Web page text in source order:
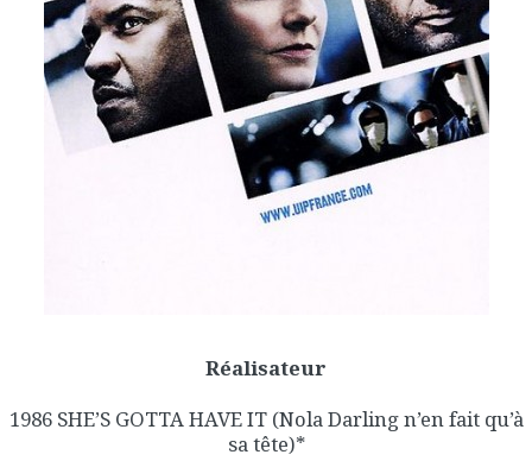
Réalisateur
1986 SHE’S GOTTA HAVE IT (Nola Darling n’en fait qu’à
sa tête)*